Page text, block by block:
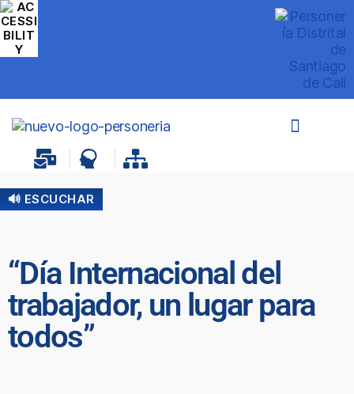
🔊 ESCUCHAR
“Día Internacional del
trabajador, un lugar para
todos”